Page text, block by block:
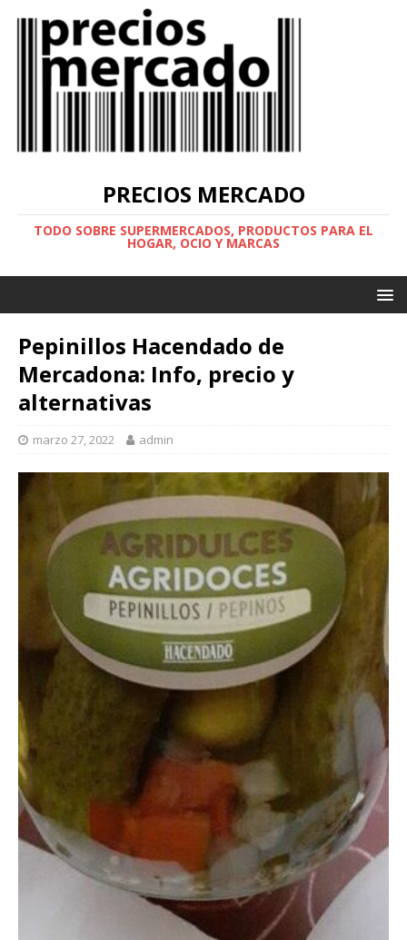
PRECIOS MERCADO
TODO SOBRE SUPERMERCADOS, PRODUCTOS PARA EL
HOGAR, OCIO Y MARCAS
Pepinillos Hacendado de
Mercadona: Info, precio y
alternativas
marzo 27, 2022 admin